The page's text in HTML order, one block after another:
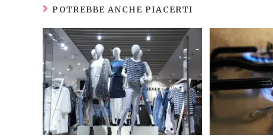
POTREBBE ANCHE PIACERTI